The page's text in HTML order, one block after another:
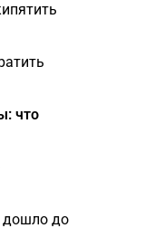
что
дошло до